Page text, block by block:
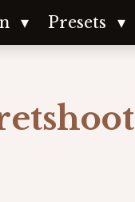
Presets